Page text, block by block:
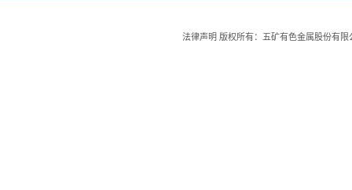
法律声明 版权所有：五矿有色金属股份有限